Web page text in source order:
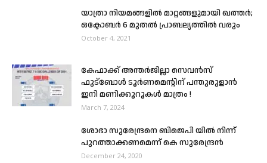
യാത്രാ നിയമങ്ങളില്‍ മാറ്റങ്ങളുമായി ഖത്തര്‍;
ഒക്ടോബര്‍ 6 മുതല്‍ പ്രാബല്യത്തില്‍ വരും
October 4, 2021
കേഫാക്ക് അന്തർജില്ലാ സെവൻസ്
ഫുട്ബോൾ ടൂർണമെന്റിന് പന്തുരുളാൻ
ഇനി മണിക്കൂറൂകൾ മാത്രം !
March 7, 2024
ശോഭാ സുരേന്ദ്രനെ ബിജെപി യിൽ നിന്ന്
പുറത്താക്കണമെന്ന് കെ സുരേന്ദ്രൻ
December 24, 2020